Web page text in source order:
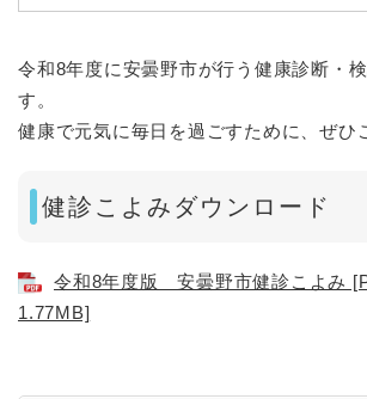
令和8年度に安曇野市が行う健康診断・
す。
健康で元気に毎日を過ごすために、ぜひ
健診こよみダウンロード
令和8年度版 安曇野市健診こよみ
1.77MB]